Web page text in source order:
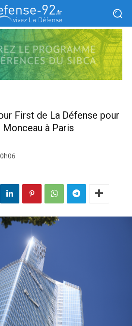
First de La Défense pour
Monceau à Paris